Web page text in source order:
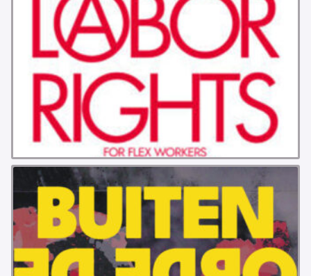
VB AMSTERDAM
VRIJ COLLECTIEF KORTRIJK
LEUVENSE ANARCHISTISCHE GROEP
VB BELGIË
VB UTRECHT
VB FRIESLAND
VB WEST-FRIESLAND
ZWARTE MUGGEN